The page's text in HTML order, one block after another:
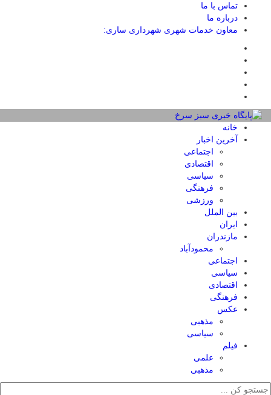
تماس با ما
درباره ما
معاون خدمات شهری شهرداری ساری:
خانه
آخرین اخبار
اجتماعی
اقتصادی
سیاسی
فرهنگی
ورزشی
بین الملل
ایران
مازندران
محمودآباد
اجتماعی
سیاسی
اقتصادی
فرهنگی
عکس
مذهبی
سیاسی
فیلم
علمی
مذهبی